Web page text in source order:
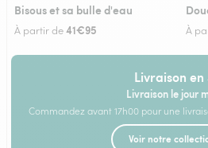
Bisous et sa bulle d'eau
À partir de41€95 À
Livraison en
Livraison le jour
Commandez avant 17h00 pour une
Voir notre